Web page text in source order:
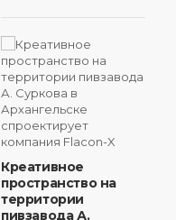
Креативное
пространство на
территории
пивзавода А.